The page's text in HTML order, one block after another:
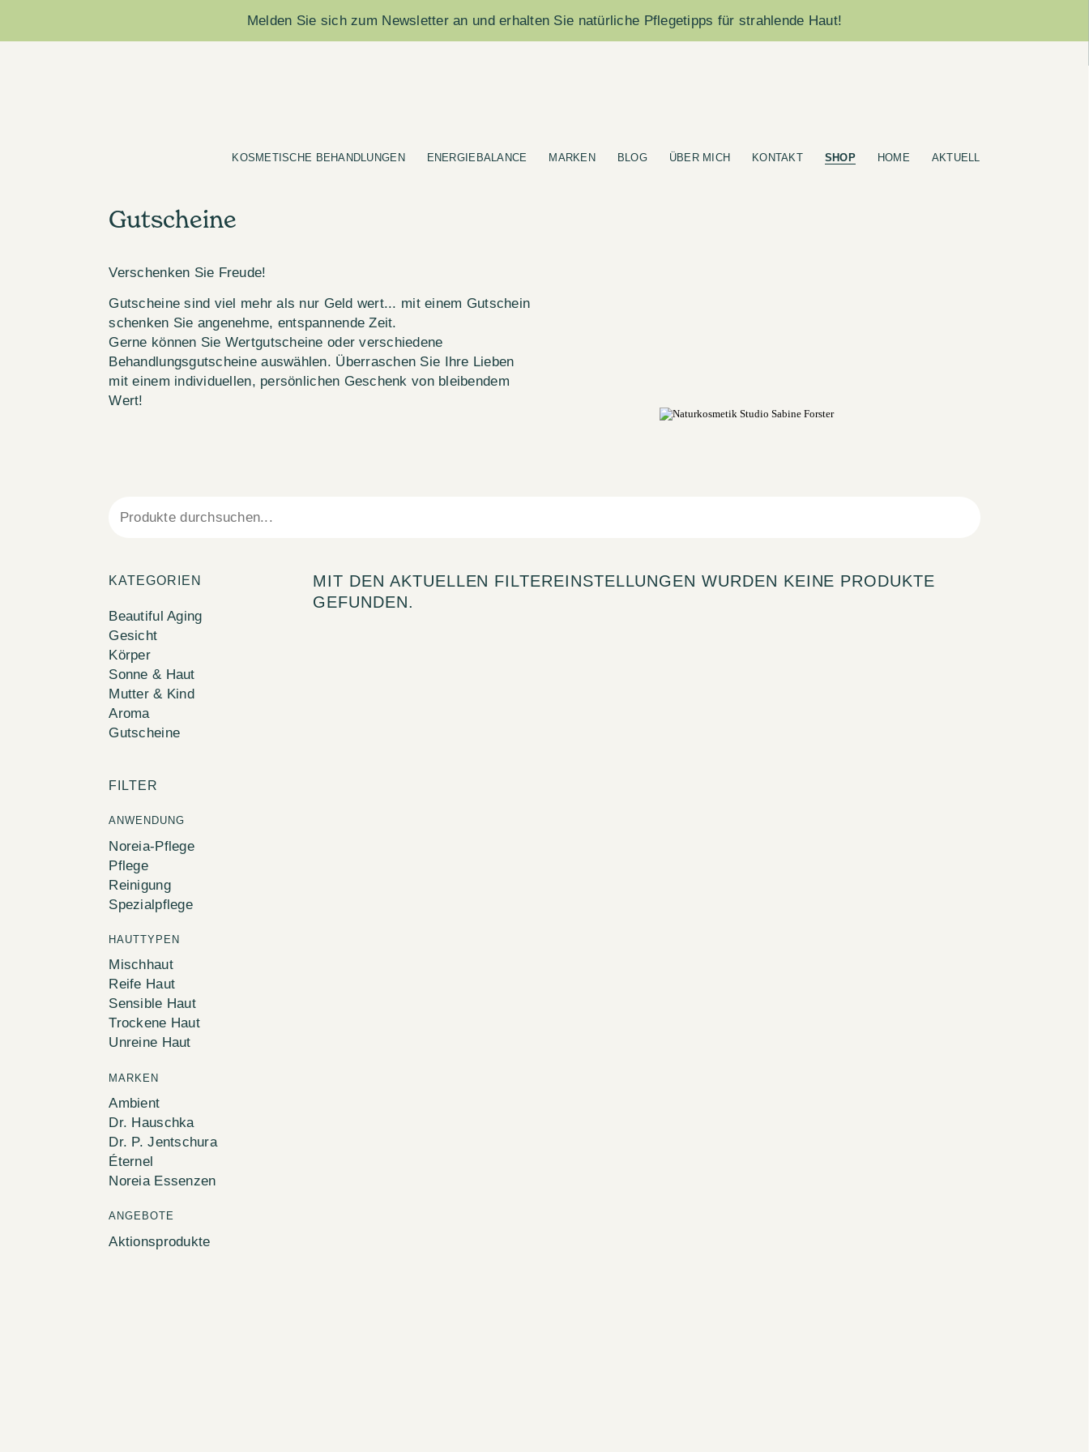
Melden Sie sich zum Newsletter an und erhalten Sie natürliche Pflegetipps für strahlende Haut!
KOSMETISCHE BEHANDLUNGEN ENERGIEBALANCE MARKEN BLOG ÜBER MICH KONTAKT SHOP HOME AKTUELL
Gutscheine
Verschenken Sie Freude!
Gutscheine sind viel mehr als nur Geld wert... mit einem Gutschein
schenken Sie angenehme, entspannende Zeit.
Gerne können Sie Wertgutscheine oder verschiedene
Behandlungsgutscheine auswählen. Überraschen Sie Ihre Lieben
mit einem individuellen, persönlichen Geschenk von bleibendem
Wert!
KATEGORIEN
Beautiful Aging
Gesicht
Körper
Sonne & Haut
Mutter & Kind
Aroma
Gutscheine
FILTER
ANWENDUNG
Noreia-Pflege
Pflege
Reinigung
Spezialpflege
HAUTTYPEN
Mischhaut
Reife Haut
Sensible Haut
Trockene Haut
Unreine Haut
MARKEN
Ambient
Dr. Hauschka
Dr. P. Jentschura
Éternel
Noreia Essenzen
ANGEBOTE
Aktionsprodukte
MIT DEN AKTUELLEN FILTEREINSTELLUNGEN WURDEN KEINE PRODUKTE
GEFUNDEN.